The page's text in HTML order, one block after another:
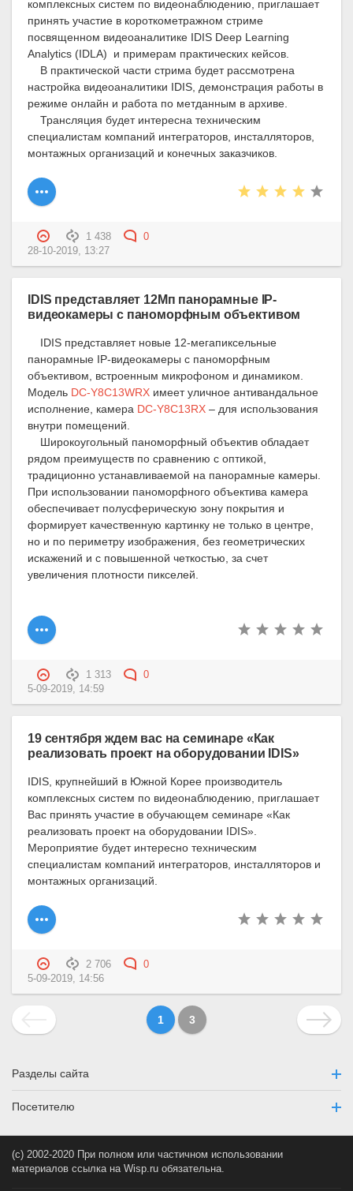
комплексных систем по видеонаблюдению, приглашает
принять участие в короткометражном стриме
посвященном видеоаналитике IDIS Deep Learning
Analytics (IDLA) и примерам практических кейсов.
В практической части стрима будет рассмотрена
настройка видеоаналитики IDIS, демонстрация работы в
режиме онлайн и работа по метданным в архиве.
Трансляция будет интересна техническим
специалистам компаний интеграторов, инсталляторов,
монтажных организаций и конечных заказчиков.
1 438
0
28-10-2019, 13:27
IDIS представляет 12Мп панорамные IP-
видеокамеры с паноморфным объективом
IDIS представляет новые 12-мегапиксельные
панорамные IP-видеокамеры с паноморфным
объективом, встроенным микрофоном и динамиком.
Модель DC-Y8C13WRX имеет уличное антивандальное
исполнение, камера DC-Y8C13RX – для использования
внутри помещений.
Широкоугольный паноморфный объектив обладает
рядом преимуществ по сравнению с оптикой,
традиционно устанавливаемой на панорамные камеры.
При использовании паноморфного объектива камера
обеспечивает полусферическую зону покрытия и
формирует качественную картинку не только в центре,
но и по периметру изображения, без геометрических
искажений и с повышенной четкостью, за счет
увеличения плотности пикселей.
1 313
0
5-09-2019, 14:59
19 сентября ждем вас на семинаре «Как
реализовать проект на оборудовании IDIS»
IDIS, крупнейший в Южной Корее производитель
комплексных систем по видеонаблюдению, приглашает
Вас принять участие в обучающем семинаре «Как
реализовать проект на оборудовании IDIS».
Мероприятие будет интересно техническим
специалистам компаний интеграторов, инсталляторов и
монтажных организаций.
2 706
0
5-09-2019, 14:56
1 3
Разделы сайта
Посетителю
(c) 2002-2020 При полном или частичном использовании
материалов ссылка на Wisp.ru обязательна.